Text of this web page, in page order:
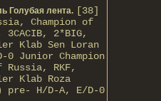
Голубая лента. [38]
Champion of
2*BIG,
Klab Sen Loran
0 Junior Champion
Russia, RKF,
Klab Roza
H/D-A, E/D-0